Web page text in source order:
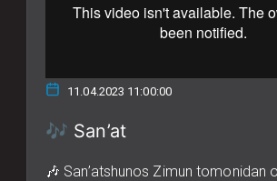
11.04.2023 11:00:00
🎶 San’at
🎶 San’atshunos Zimun tomonidan